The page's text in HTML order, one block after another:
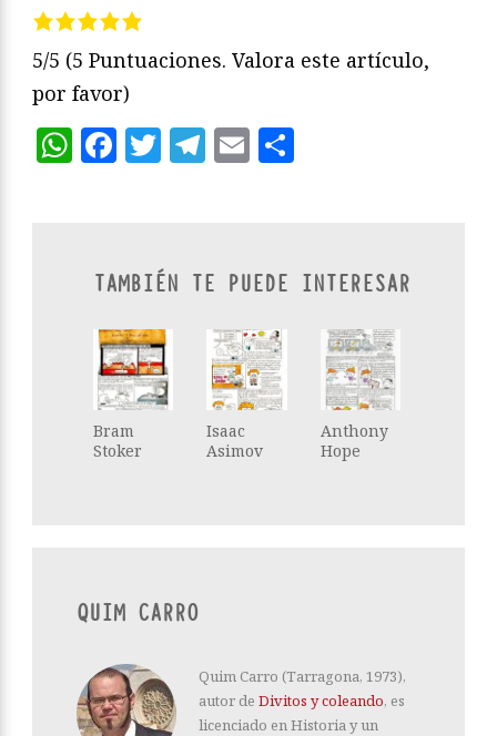
5/5 (5 Puntuaciones. Valora este artículo,
por favor)
WhatsApp
Facebook
Twitter
Telegram
Email
TAMBIÉN TE PUEDE INTERESAR
Bram
Stoker
Isaac
Asimov
Anthony
Hope
QUIM CARRO
Quim Carro (Tarragona, 1973),
autor de Divitos y coleando, es
licenciado en Historia y un